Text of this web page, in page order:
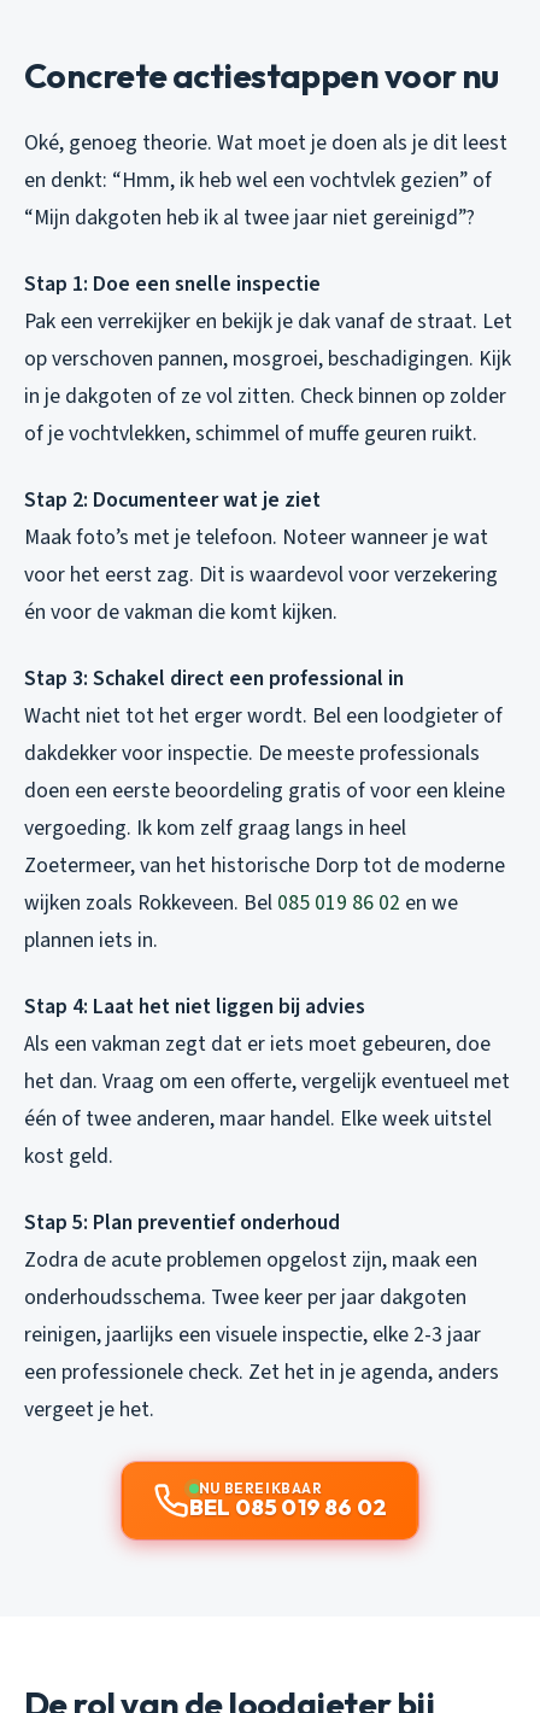
Concrete actiestappen voor nu
Oké, genoeg theorie. Wat moet je doen als je dit leest
en denkt: “Hmm, ik heb wel een vochtvlek gezien” of
“Mijn dakgoten heb ik al twee jaar niet gereinigd”?
Stap 1: Doe een snelle inspectie
Pak een verrekijker en bekijk je dak vanaf de straat. Let
op verschoven pannen, mosgroei, beschadigingen. Kijk
in je dakgoten of ze vol zitten. Check binnen op zolder
of je vochtvlekken, schimmel of muffe geuren ruikt.
Stap 2: Documenteer wat je ziet
Maak foto’s met je telefoon. Noteer wanneer je wat
voor het eerst zag. Dit is waardevol voor verzekering
én voor de vakman die komt kijken.
Stap 3: Schakel direct een professional in
Wacht niet tot het erger wordt. Bel een loodgieter of
dakdekker voor inspectie. De meeste professionals
doen een eerste beoordeling gratis of voor een kleine
vergoeding. Ik kom zelf graag langs in heel
Zoetermeer, van het historische Dorp tot de moderne
wijken zoals Rokkeveen. Bel 085 019 86 02 en we
plannen iets in.
Stap 4: Laat het niet liggen bij advies
Als een vakman zegt dat er iets moet gebeuren, doe
het dan. Vraag om een offerte, vergelijk eventueel met
één of twee anderen, maar handel. Elke week uitstel
kost geld.
Stap 5: Plan preventief onderhoud
Zodra de acute problemen opgelost zijn, maak een
onderhoudsschema. Twee keer per jaar dakgoten
reinigen, jaarlijks een visuele inspectie, elke 2-3 jaar
een professionele check. Zet het in je agenda, anders
vergeet je het.
NU BEREIKBAAR
BEL 085 019 86 02
De rol van de loodgieter bij